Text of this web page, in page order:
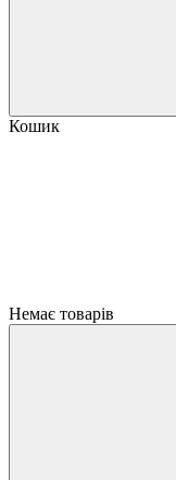
Кошик
Немає товарів